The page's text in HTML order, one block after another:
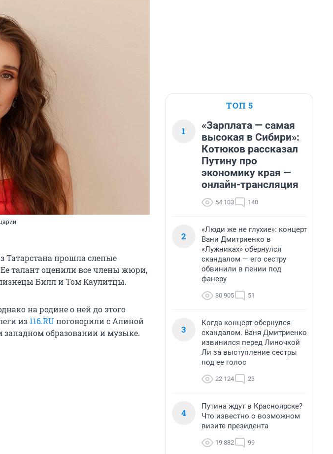
Татарстана прошла слепые
талант оценили все члены жюри,
Билл и Том Каулитцы.
на родине о ней до этого
из 116.RUпоговорили с Алиной
западном образовании и музыке.
ТОП 5
1
«Зарплата — самая
высокая в Сибири»:
Котюков рассказал
Путину про
экономику края —
онлайн-трансляция
54 103 140
2
«Люди же не глухие»: концерт
Вани Дмитриенко в
«Лужниках» обернулся
скандалом — его сестру
обвинили в пении под
фанеру
30 905 51
3
Когда концерт обернулся
скандалом. Ваня Дмитриенко
извинился перед Линочкой
Ли за выступление сестры
под ее голос
22 124 23
4
Путина ждут в Красноярске?
Что известно о возможном
визите президента
19 882 99